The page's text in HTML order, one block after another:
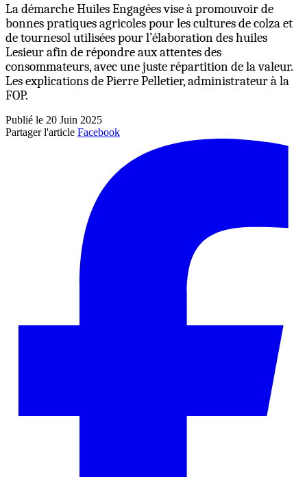
La démarche Huiles Engagées vise à promouvoir de
bonnes pratiques agricoles pour les cultures de colza et
de tournesol utilisées pour l’élaboration des huiles
Lesieur afin de répondre aux attentes des
consommateurs, avec une juste répartition de la valeur.
Les explications de Pierre Pelletier, administrateur à la
FOP.
Publié le 20 Juin 2025
Partager l'article Facebook